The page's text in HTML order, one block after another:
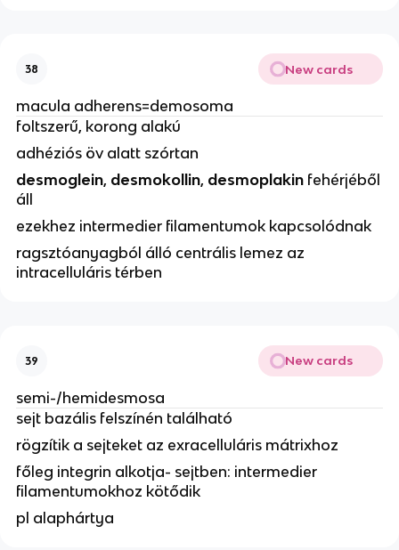
38 New cards
macula adherens=demosoma
foltszerű, korong alakú
adhéziós öv alatt szórtan
desmoglein, desmokollin, desmoplakin fehérjéből
áll
ezekhez intermedier filamentumok kapcsolódnak
ragsztóanyagból álló centrális lemez az
intracelluláris térben
39 New cards
semi-/hemidesmosa
sejt bazális felszínén található
rögzítik a sejteket az exracelluláris mátrixhoz
főleg integrin alkotja- sejtben: intermedier
filamentumokhoz kötődik
pl alaphártya